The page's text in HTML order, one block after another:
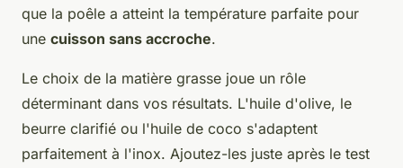
que la poêle a atteint la température parfaite pour
une cuisson sans accroche.
Le choix de la matière grasse joue un rôle
déterminant dans vos résultats. L'huile d'olive, le
beurre clarifié ou l'huile de coco s'adaptent
parfaitement à l'inox. Ajoutez-les juste après le test